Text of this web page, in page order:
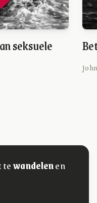
seksuele
tewandelenen